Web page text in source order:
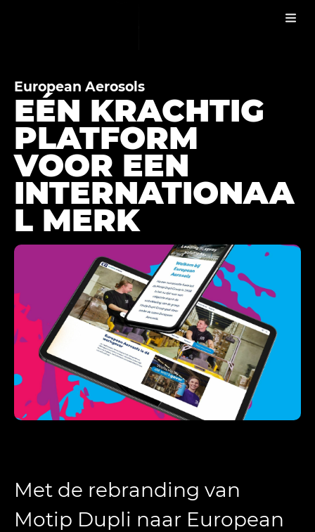
European Aerosols
EÉN KRACHTIG
PLATFORM
VOOR EEN
INTERNATIONAA
L MERK
Met de rebranding van
Motip Dupli naar European